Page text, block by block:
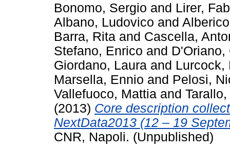
Bonomo, Sergio and Lirer,
Albano, Ludovico and
Barra, Rita and Cascella,
Stefano, Enrico and D'Oriano,
Giordano, Laura and Lurcock,
Marsella, Ennio and Pelosi,
Vallefuoco, Mattia and
(2013) Core description
NextData2013 (12 – 19
CNR, Napoli. (Unpublished)